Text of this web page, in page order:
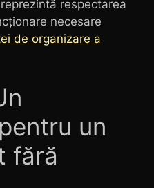
respectarea
necesare
de organizare a
un
fără